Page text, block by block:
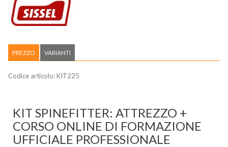
PREZZO VARIANTI
Codice articolo:KIT225
KIT SPINEFITTER: ATTREZZO +
CORSO ONLINE DI FORMAZIONE
UFFICIALE PROFESSIONALE